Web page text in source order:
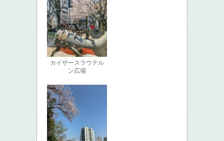
カイザースラウテル
ン広場